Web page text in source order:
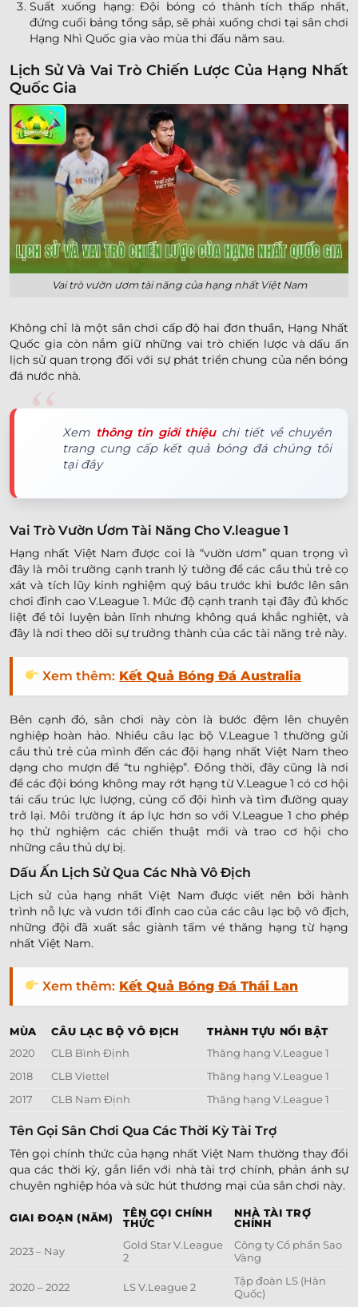
Suất xuống hạng: Đội bóng có thành tích thấp nhất,
đứng cuối bảng tổng sắp, sẽ phải xuống chơi tại sân chơi
Hạng Nhì Quốc gia vào mùa thi đấu năm sau.
Lịch Sử Và Vai Trò Chiến Lược Của Hạng Nhất
Quốc Gia
Vai trò vườn ươm tài năng của hạng nhất Việt Nam
Không chỉ là một sân chơi cấp độ hai đơn thuần, Hạng Nhất
Quốc gia còn nắm giữ những vai trò chiến lược và dấu ấn
lịch sử quan trọng đối với sự phát triển chung của nền bóng
đá nước nhà.
Xem thông tin giới thiệuchi tiết về chuyên
trang cung cấp kết quả bóng đá chúng tôi
tại đây
Vai Trò Vườn Ươm Tài Năng Cho V.league 1
Hạng nhất Việt Nam được coi là “vườn ươm” quan trọng vì
đây là môi trường cạnh tranh lý tưởng để các cầu thủ trẻ cọ
xát và tích lũy kinh nghiệm quý báu trước khi bước lên sân
chơi đỉnh cao V.League 1. Mức độ cạnh tranh tại đây đủ khốc
liệt để tôi luyện bản lĩnh nhưng không quá khắc nghiệt, và
đây là nơi theo dõi sự trưởng thành của các tài năng trẻ này.
Xem thêm: Kết Quả Bóng Đá Australia
Bên cạnh đó, sân chơi này còn là bước đệm lên chuyên
nghiệp hoàn hảo. Nhiều câu lạc bộ V.League 1 thường gửi
cầu thủ trẻ của mình đến các đội hạng nhất Việt Nam theo
dạng cho mượn để “tu nghiệp”. Đồng thời, đây cũng là nơi
để các đội bóng không may rớt hạng từ V.League 1 có cơ hội
tái cấu trúc lực lượng, củng cố đội hình và tìm đường quay
trở lại. Môi trường ít áp lực hơn so với V.League 1 cho phép
họ thử nghiệm các chiến thuật mới và trao cơ hội cho
những cầu thủ dự bị.
Dấu Ấn Lịch Sử Qua Các Nhà Vô Địch
Lịch sử của hạng nhất Việt Nam được viết nên bởi hành
trình nỗ lực và vươn tới đỉnh cao của các câu lạc bộ vô địch,
những đội đã xuất sắc giành tấm vé thăng hạng từ hạng
nhất Việt Nam.
Xem thêm: Kết Quả Bóng Đá Thái Lan
MÙA CÂU LẠC BỘ VÔ ĐỊCH
THÀNH TỰU NỔI BẬT
2020
CLB Bình Định
Thăng hạng V.League 1
2018
CLB Viettel
Thăng hạng V.League 1
2017
CLB Nam Định Thăng hạng V.League 1
Tên Gọi Sân Chơi Qua Các Thời Kỳ Tài Trợ
Tên gọi chính thức của hạng nhất Việt Nam thường thay đổi
qua các thời kỳ, gắn liền với nhà tài trợ chính, phản ánh sự
chuyên nghiệp hóa và sức hút thương mại của sân chơi này.
GIAI ĐOẠN (NĂM)
TÊN GỌI CHÍNH
THỨC
NHÀ TÀI TRỢ
CHÍNH
2023 – Nay
Gold Star V.League
2
Công ty Cổ phần Sao
Vàng
2020 – 2022 LS V.League 2
Tập đoàn LS (Hàn
Quốc)